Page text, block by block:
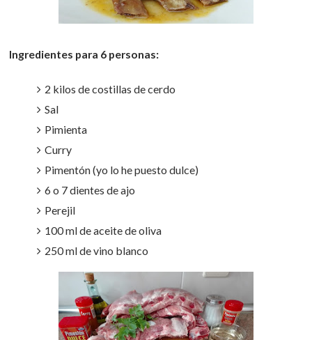
Ingredientes para 6 personas:
2 kilos de costillas de cerdo
Sal
Pimienta
Curry
Pimentón (yo lo he puesto dulce)
6 o 7 dientes de ajo
Perejil
100 ml de aceite de oliva
250 ml de vino blanco